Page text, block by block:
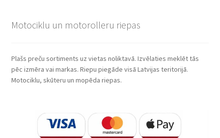
Motociklu un motorolleru riepas
Plašs preču sortiments uz vietas noliktavā. Izvēlaties meklēt tās
pēc izmēra vai markas. Riepu piegāde visā Latvijas teritorijā.
Motociklu, skūteru un mopēda riepas.